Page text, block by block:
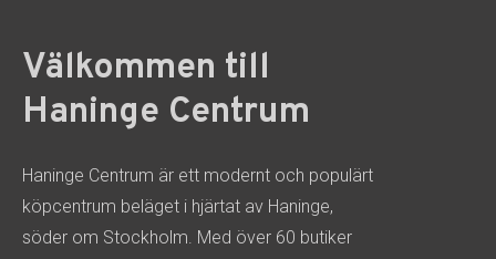
Välkommen till
Haninge Centrum
Haninge Centrum är ett modernt och populärt
köpcentrum beläget i hjärtat av Haninge,
söder om Stockholm. Med över 60 butiker